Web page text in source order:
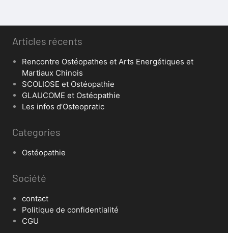
Articles récents
Rencontre Ostéopathes et Arts Energétiques et
Martiaux Chinois
SCOLIOSE et Ostéopathie
GLAUCOME et Ostéopathie
Les infos d’Osteopratic
Categories
Ostéopathie
Société
contact
Politique de confidentialité
CGU